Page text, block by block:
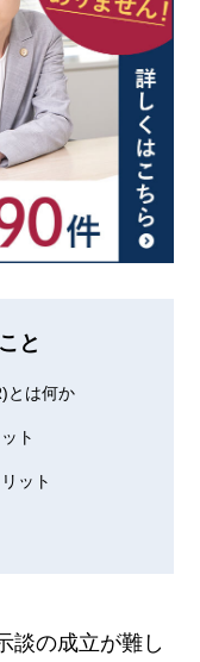
と
とは何か
ト
ット
談の成立が難し